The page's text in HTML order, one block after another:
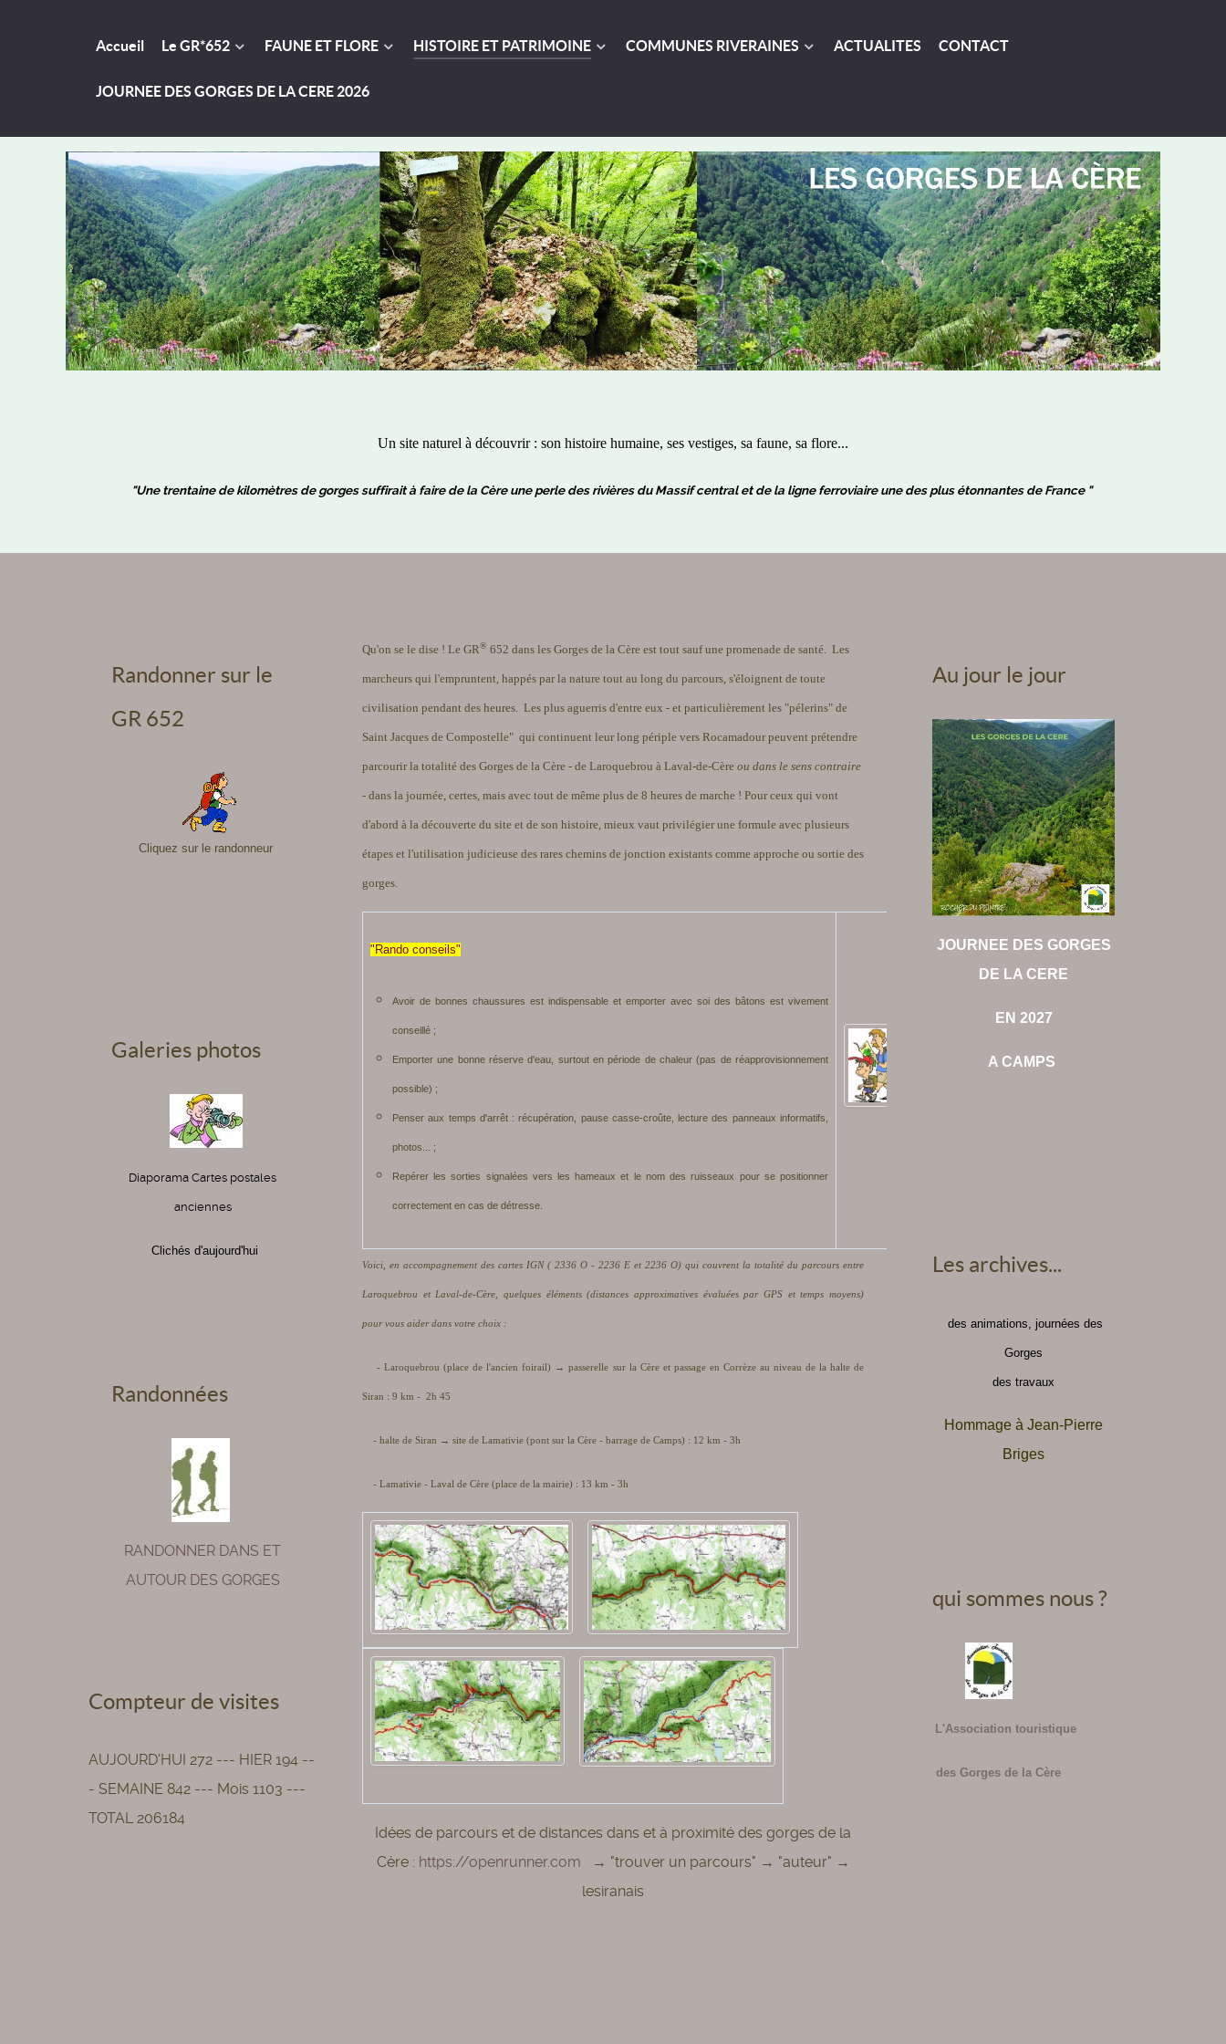
Accueil Le GR*652 FAUNE ET FLORE HISTOIRE ET PATRIMOINE COMMUNES RIVERAINES ACTUALITES CONTACT
JOURNEE DES GORGES DE LA CERE 2026
Un site naturel à découvrir : son histoire humaine, ses vestiges, sa faune, sa flore...
"Une trentaine de kilomètres de gorges suffirait à faire de la Cère une perle des rivières du Massif central et de la ligne ferroviaire une des plus étonnantes de France "
Randonner sur le
GR 652
Cliquez sur le randonneur
Galeries photos
Diaporama Cartes postales
anciennes
Clichés d'aujourd'hui
Randonnées
RANDONNER DANS ET
AUTOUR DES GORGES
Compteur de visites
AUJOURD'HUI 272 --- HIER 194 --
- SEMAINE 842 --- Mois 1103 ---
TOTAL 206184
Qu'on se le dise ! Le GR® 652 dans les Gorges de la Cère est tout sauf une promenade de santé. Les
marcheurs qui l'empruntent, happés par la nature tout au long du parcours, s'éloignent de toute
civilisation pendant des heures. Les plus aguerris d'entre eux - et particulièrement les "pélerins" de
Saint Jacques de Compostelle" qui continuent leur long périple vers Rocamadour peuvent prétendre
parcourir la totalité des Gorges de la Cère - de Laroquebrou à Laval-de-Cère ou dans le sens contraire
- dans la journée, certes, mais avec tout de même plus de 8 heures de marche ! Pour ceux qui vont
d'abord à la découverte du site et de son histoire, mieux vaut privilégier une formule avec plusieurs
étapes et l'utilisation judicieuse des rares chemins de jonction existants comme approche ou sortie des
gorges.
"Rando conseils"
Avoir de bonnes chaussures est indispensable et emporter avec soi des bâtons est vivement
conseillé ;
Emporter une bonne réserve d'eau, surtout en période de chaleur (pas de réapprovisionnement
possible) ;
Penser aux temps d'arrêt : récupération, pause casse-croûte, lecture des panneaux informatifs,
photos... ;
Repérer les sorties signalées vers les hameaux et le nom des ruisseaux pour se positionner
correctement en cas de détresse.
Voici, en accompagnement des cartes IGN ( 2336 O - 2236 E et 2236 O) qui couvrent la totalité du parcours entre
Laroquebrou et Laval-de-Cère, quelques éléments (distances approximatives évaluées par GPS et temps moyens)
pour vous aider dans votre choix :
- Laroquebrou (place de l'ancien foirail) → passerelle sur la Cère et passage en Corrèze au niveau de la halte de
Siran : 9 km - 2h 45
- halte de Siran → site de Lamativie (pont sur la Cère - barrage de Camps) : 12 km - 3h
- Lamativie - Laval de Cère (place de la mairie) : 13 km - 3h
Idées de parcours et de distances dans et à proximité des gorges de la
Cère : https://openrunner.com → "trouver un parcours" → "auteur" →
lesiranais
Au jour le jour
JOURNEE DES GORGES
DE LA CERE
EN 2027
A CAMPS
Les archives...
des animations, journées des
Gorges
des travaux
Hommage à Jean-Pierre
Briges
qui sommes nous ?
L'Association touristique
des Gorges de la Cère